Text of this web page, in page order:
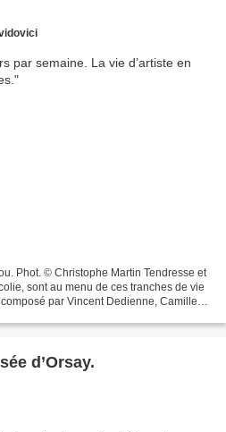
Phot. © Christophe Martin Tendresse et
sont au menu de ces tranches de vie
par Vincent Dedienne, Camille
d’Orsay.